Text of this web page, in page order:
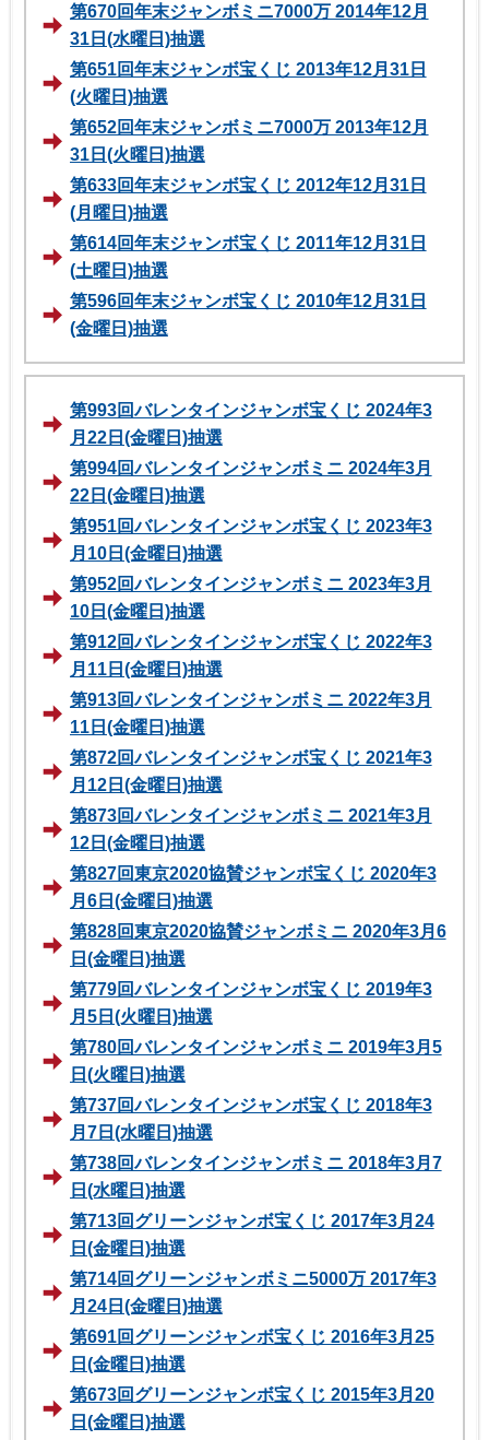
第670回年末ジャンボミニ7000万 2014年12月
31日(水曜日)抽選
第651回年末ジャンボ宝くじ 2013年12月31日
(火曜日)抽選
第652回年末ジャンボミニ7000万 2013年12月
31日(火曜日)抽選
第633回年末ジャンボ宝くじ 2012年12月31日
(月曜日)抽選
第614回年末ジャンボ宝くじ 2011年12月31日
(土曜日)抽選
第596回年末ジャンボ宝くじ 2010年12月31日
(金曜日)抽選
第993回バレンタインジャンボ宝くじ 2024年3
月22日(金曜日)抽選
第994回バレンタインジャンボミニ 2024年3月
22日(金曜日)抽選
第951回バレンタインジャンボ宝くじ 2023年3
月10日(金曜日)抽選
第952回バレンタインジャンボミニ 2023年3月
10日(金曜日)抽選
第912回バレンタインジャンボ宝くじ 2022年3
月11日(金曜日)抽選
第913回バレンタインジャンボミニ 2022年3月
11日(金曜日)抽選
第872回バレンタインジャンボ宝くじ 2021年3
月12日(金曜日)抽選
第873回バレンタインジャンボミニ 2021年3月
12日(金曜日)抽選
第827回東京2020協賛ジャンボ宝くじ 2020年3
月6日(金曜日)抽選
第828回東京2020協賛ジャンボミニ 2020年3月6
日(金曜日)抽選
第779回バレンタインジャンボ宝くじ 2019年3
月5日(火曜日)抽選
第780回バレンタインジャンボミニ 2019年3月5
日(火曜日)抽選
第737回バレンタインジャンボ宝くじ 2018年3
月7日(水曜日)抽選
第738回バレンタインジャンボミニ 2018年3月7
日(水曜日)抽選
第713回グリーンジャンボ宝くじ 2017年3月24
日(金曜日)抽選
第714回グリーンジャンボミニ5000万 2017年3
月24日(金曜日)抽選
第691回グリーンジャンボ宝くじ 2016年3月25
日(金曜日)抽選
第673回グリーンジャンボ宝くじ 2015年3月20
日(金曜日)抽選